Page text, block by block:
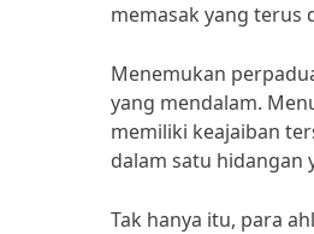
memasak yang terus
Menemukan
yang mendalam.
memiliki keajaiban
dalam satu hidangan
Tak hanya itu, para